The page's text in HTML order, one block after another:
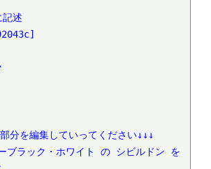
述
分を編集していってください↓↓↓